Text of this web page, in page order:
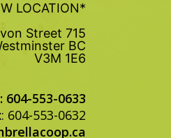
*NEW LOCATION*
715 Carnarvon Street
BC
V3M 1E6
604-553-0633
604-553-0632